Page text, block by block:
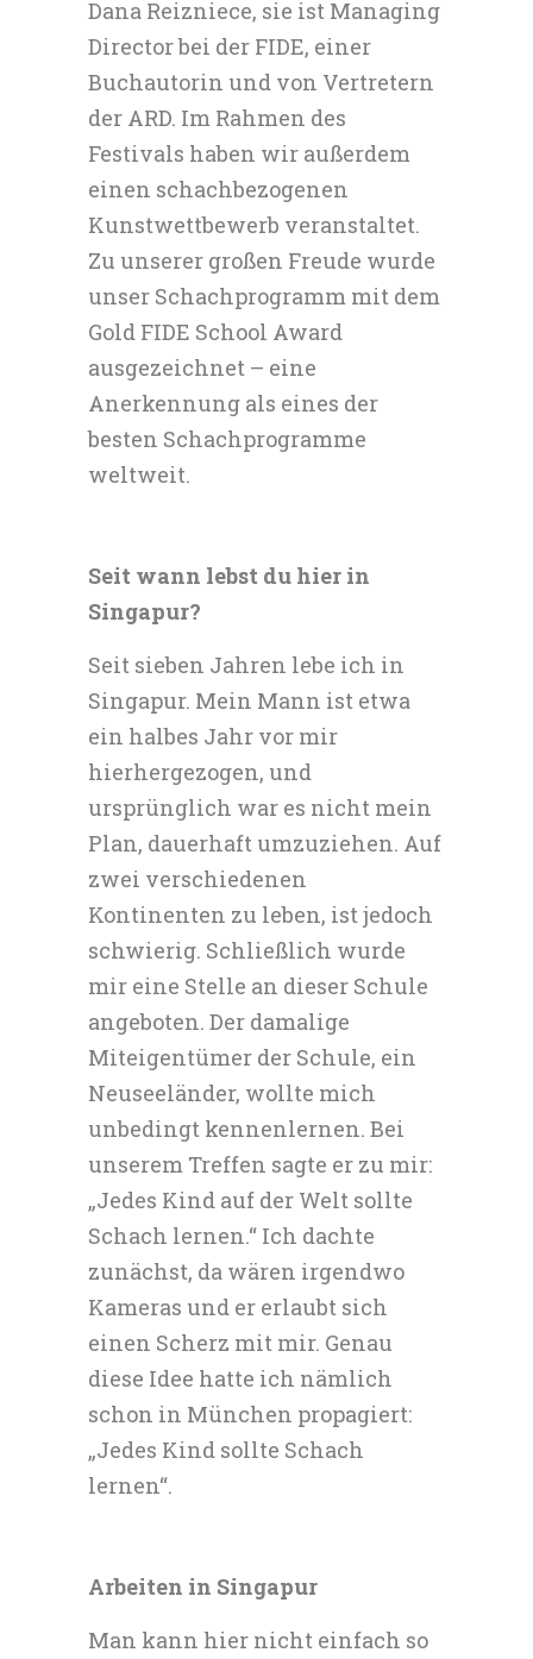
Dana Reizniece, sie ist Managing
Director bei der FIDE, einer
Buchautorin und von Vertretern
der ARD. Im Rahmen des
Festivals haben wir außerdem
einen schachbezogenen
Kunstwettbewerb veranstaltet.
Zu unserer großen Freude wurde
unser Schachprogramm mit dem
Gold FIDE School Award
ausgezeichnet – eine
Anerkennung als eines der
besten Schachprogramme
weltweit.
Seit wann lebst du hier in
Singapur?
Seit sieben Jahren lebe ich in
Singapur. Mein Mann ist etwa
ein halbes Jahr vor mir
hierhergezogen, und
ursprünglich war es nicht mein
Plan, dauerhaft umzuziehen. Auf
zwei verschiedenen
Kontinenten zu leben, ist jedoch
schwierig. Schließlich wurde
mir eine Stelle an dieser Schule
angeboten. Der damalige
Miteigentümer der Schule, ein
Neuseeländer, wollte mich
unbedingt kennenlernen. Bei
unserem Treffen sagte er zu mir:
„Jedes Kind auf der Welt sollte
Schach lernen.“ Ich dachte
zunächst, da wären irgendwo
Kameras und er erlaubt sich
einen Scherz mit mir. Genau
diese Idee hatte ich nämlich
schon in München propagiert:
„Jedes Kind sollte Schach
lernen“.
Arbeiten in Singapur
Man kann hier nicht einfach so